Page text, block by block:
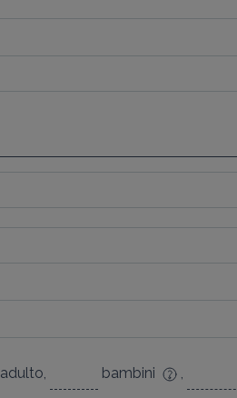
adulto, bambini ,